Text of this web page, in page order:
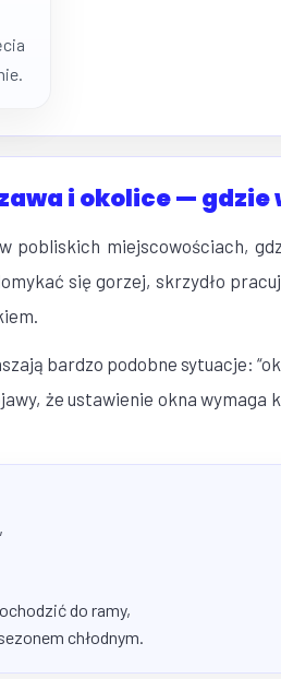
i okolice —
pobliskich miejscowościach,
się gorzej, skrzydło
bardzo podobne sytuacje:
że ustawienie okna
do ramy,
chłodnym.